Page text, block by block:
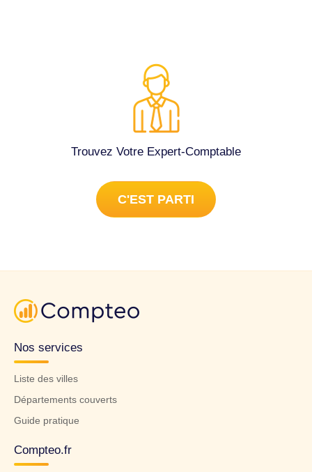
Trouvez Votre Expert-Comptable
C'EST PARTI
Nos services
Liste des villes
Départements couverts
Guide pratique
Compteo.fr